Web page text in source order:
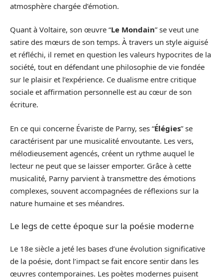
atmosphère chargée d’émotion.
Quant à Voltaire, son œuvre “Le Mondain” se veut une
satire des mœurs de son temps. À travers un style aiguisé
et réfléchi, il remet en question les valeurs hypocrites de la
société, tout en défendant une philosophie de vie fondée
sur le plaisir et l’expérience. Ce dualisme entre critique
sociale et affirmation personnelle est au cœur de son
écriture.
En ce qui concerne Évariste de Parny, ses “Élégies” se
caractérisent par une musicalité envoutante. Les vers,
mélodieusement agencés, créent un rythme auquel le
lecteur ne peut que se laisser emporter. Grâce à cette
musicalité, Parny parvient à transmettre des émotions
complexes, souvent accompagnées de réflexions sur la
nature humaine et ses méandres.
Le legs de cette époque sur la poésie moderne
Le 18e siècle a jeté les bases d’une évolution significative
de la poésie, dont l’impact se fait encore sentir dans les
œuvres contemporaines. Les poètes modernes puisent